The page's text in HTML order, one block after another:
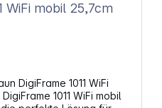
mobil 25,7cm
DigiFrame 1011 WiFi
1011 WiFi mobil